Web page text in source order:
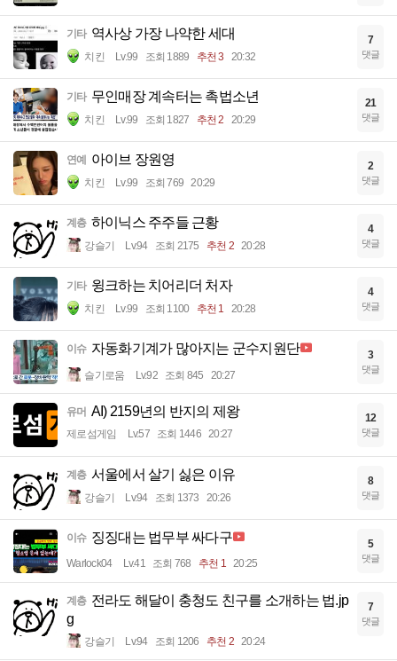
기타 역사상 가장 나약한 세대
치킨 Lv.99 조회 1889 추천 3 20:32
7
댓글
기타 무인매장 계속터는 촉법소년
치킨 Lv.99 조회 1827 추천 2 20:29
21
댓글
연예 아이브 장원영
치킨 Lv.99 조회 769 20:29
2
댓글
계층 하이닉스 주주들 근황
강슬기 Lv.94 조회 2175 추천 2 20:28
4
댓글
기타 윙크하는 치어리더 처자
치킨 Lv.99 조회 1100 추천 1 20:28
4
댓글
이슈 자동화기계가 많아지는 군수지원단
슬기로움 Lv.92 조회 845 20:27
3
댓글
유머 AI) 2159년의 반지의 제왕
제로섬게임 Lv.57 조회 1446 20:27
12
댓글
계층 서울에서 살기 싫은 이유
강슬기 Lv.94 조회 1373 20:26
8
댓글
이슈 징징대는 법무부 싸다구
Warlock04 Lv.41 조회 768 추천 1 20:25
5
댓글
계층 전라도 해달이 충청도 친구를 소개하는 법.jp
g
강슬기 Lv.94 조회 1206 추천 2 20:24
7
댓글